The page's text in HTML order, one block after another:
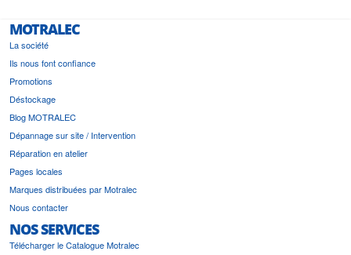
MOTRALEC
La société
Ils nous font confiance
Promotions
Déstockage
Blog MOTRALEC
Dépannage sur site / Intervention
Réparation en atelier
Pages locales
Marques distribuées par Motralec
Nous contacter
NOS SERVICES
Télécharger le Catalogue Motralec